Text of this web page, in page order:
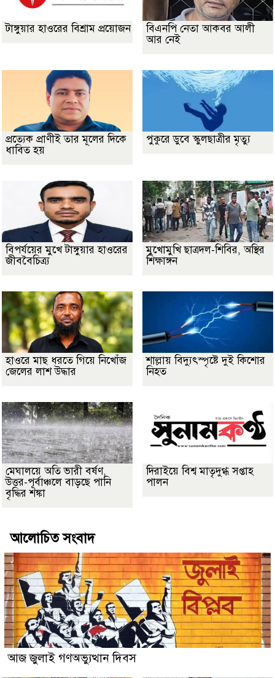
টাঙ্গুয়ার হাওরের বিশ্রাম প্রয়োজন
বিএনপি নেতা আকবর আলী
আর নেই
প্রত্যেক প্রাণীই তার মূলের দিকে
ধাবিত হয়
পুকুরে ডুবে স্কুলছাত্রীর মৃত্যু
বিপর্যয়ের মুখে টাঙ্গুয়ার হাওরের
জীববৈচিত্র্য
মুখোমুখি ছাত্রদল-শিবির, অস্থির
শিক্ষাঙ্গন
হাওরে মাছ ধরতে গিয়ে নিখোঁজ
জেলের লাশ উদ্ধার
শাল্লায় বিদ্যুৎস্পৃষ্টে দুই কিশোর
নিহত
মেঘালয়ে অতি ভারী বর্ষণ,
উত্তর-পূর্বাঞ্চলে বাড়ছে পানি
বৃদ্ধির শঙ্কা
দিরাইয়ে বিশ্ব মাতৃদুগ্ধ সপ্তাহ
পালন
আলোচিত সংবাদ
আজ জুলাই গণঅভ্যুত্থান দিবস